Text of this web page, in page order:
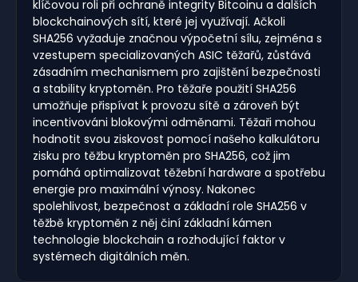
klíčovou roli při ochraně integrity Bitcoinu a dalších
blockchainových sítí, které jej využívají. Ačkoli
SHA256 vyžaduje značnou výpočetní sílu, zejména s
vzestupem specializovaných ASIC těžařů, zůstává
zásadním mechanismem pro zajištění bezpečnosti
a stability kryptoměn. Pro těžaře použití SHA256
umožňuje přispívat k provozu sítě a zároveň být
incentivováni blokovými odměnami. Těžaři mohou
hodnotit svou ziskovost pomocí našeho kalkulátoru
zisku pro těžbu kryptoměn pro SHA256, což jim
pomáhá optimalizovat těžební hardware a spotřebu
energie pro maximální výnosy. Nakonec
spolehlivost, bezpečnost a základní role SHA256 v
těžbě kryptoměn z něj činí základní kámen
technologie blockchain a rozhodující faktor v
systémech digitálních měn.